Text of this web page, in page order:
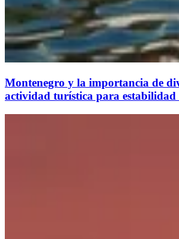
Montenegro y la importancia de
actividad turística para estabilidad